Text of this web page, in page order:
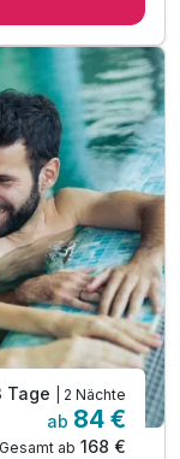
Tage | 2 Nächte
ab 84 €
Gesamt ab 168 €